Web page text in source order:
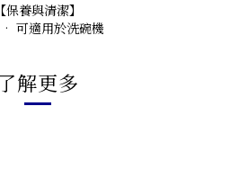
【保養與清潔】
• 可適用於洗碗機
解更多